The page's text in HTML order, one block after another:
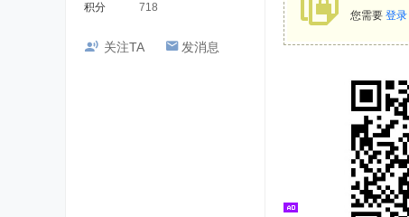
积分 718
关注TA 发消息
您需要 登录